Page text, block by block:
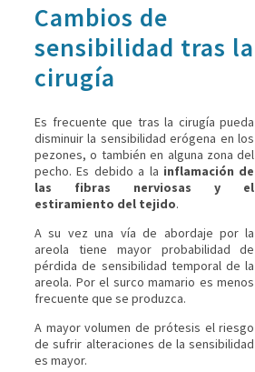
Cambios de
sensibilidad tras la
cirugía
Es frecuente que tras la cirugía pueda
disminuir la sensibilidad erógena en los
pezones, o también en alguna zona del
pecho. Es debido a la inflamación de
las fibras nerviosas y el
estiramiento del tejido.
A su vez una vía de abordaje por la
areola tiene mayor probabilidad de
pérdida de sensibilidad temporal de la
areola. Por el surco mamario es menos
frecuente que se produzca.
A mayor volumen de prótesis el riesgo
de sufrir alteraciones de la sensibilidad
es mayor.